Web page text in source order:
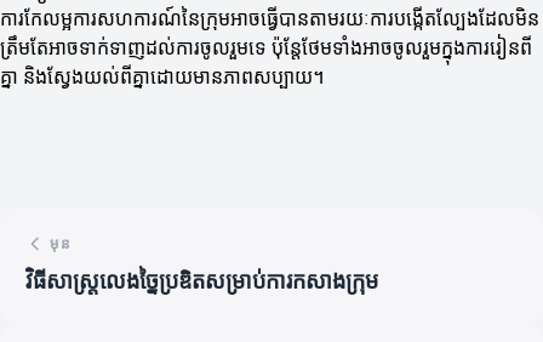
ការកែលម្អការសហការណ៍នៃក្រុមអាចធ្វើបានតាមរយៈការបង្កើតល្បែងដែលមិន
ត្រឹមតែអាចទាក់ទាញដល់ការចូលរួមទេ ប៉ុន្តែថែមទាំងអាចចូលរួមក្នុងការរៀនពី
គ្នា និងស្វែងយល់ពីគ្នាដោយមានភាពសប្បាយ។
មុន
វិធីសាស្ត្រលេងច្នៃប្រឌិតសម្រាប់ការកសាងក្រុម